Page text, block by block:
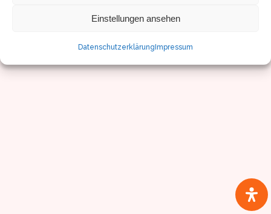
Einstellungen ansehen
Datenschutzerklärung Impressum